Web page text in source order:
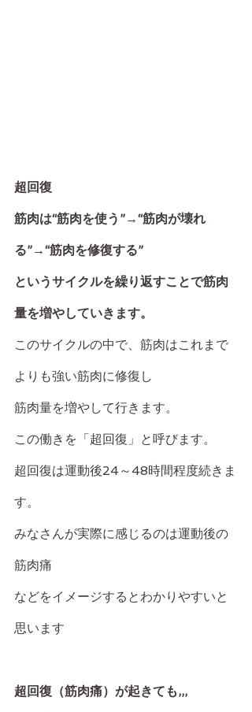
超回復
筋肉は“筋肉を使う”→“筋肉が壊れ
る”→“筋肉を修復する”
というサイクルを繰り返すことで筋肉
量を増やしていきます。
このサイクルの中で、筋肉はこれまで
よりも強い筋肉に修復し
筋肉量を増やして行きます。
この働きを「超回復」と呼びます。
超回復は運動後24～48時間程度続きま
す。
みなさんが実際に感じるのは運動後の
筋肉痛
などをイメージするとわかりやすいと
思います
超回復（筋肉痛）が起きても,,,